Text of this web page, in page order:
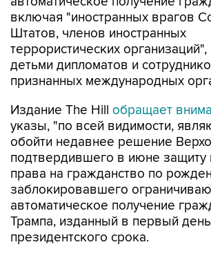
включая "иностранных врагов
Штатов, членов иностранных
террористических
детьми дипломатов и
признанных международных
Издание The Hill обращает
указы, "по всей видимости,
обойти недавнее решение
подтвердившего в июне защиту
права на гражданство по
заблокировавшего
автоматическое получение
Трампа, изданный в первый
президентского срока.